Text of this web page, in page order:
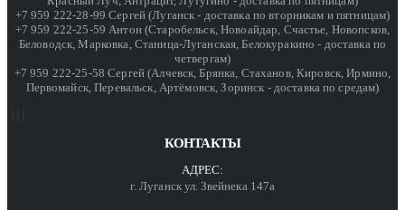
+7 959 222-28-99 Сергей (Луганск - доставка по вторникам и пятницам)
+7 959 222-25-59 Антон (Старобельск, Новоайдар, Счастье, Новопсков,
Беловодск, Марковка, Станица-Луганская, Белокуракино - доставка по
четвергам)
+7 959 222-25-58 Сергей (Алчевск, Брянка, Стаханов, Кировск, Ирмино,
Первомайск, Перевальск, Артёмовск, Зоринск - доставка по средам)
КОНТАКТЫ
АДРЕС:
г. Луганск ул. Звейнека 147а